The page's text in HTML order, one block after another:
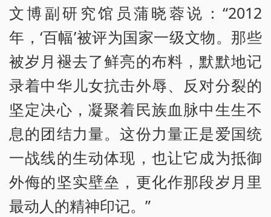
文博副研究馆员蒲晓蓉说：“2012
年，‘百幅’被评为国家一级文物。那些
被岁月褪去了鲜亮的布料，默默地记
录着中华儿女抗击外辱、反对分裂的
坚定决心，凝聚着民族血脉中生生不
息的团结力量。这份力量正是爱国统
一战线的生动体现，也让它成为抵御
外侮的坚实壁垒，更化作那段岁月里
最动人的精神印记。”